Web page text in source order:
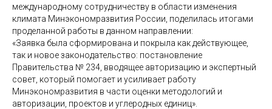
международному сотрудничеству в области изменения
климата Минэкономразвития России, поделилась итогами
проделанной работы в данном направлении:
«Заявка была сформирована и покрыла как действующее,
так и новое законодательство: постановление
Правительства № 234, вводящее авторизацию и экспертный
совет, который помогает и усиливает работу
Минэкономразвития в части оценки методологий и
авторизации, проектов и углеродных единиц».